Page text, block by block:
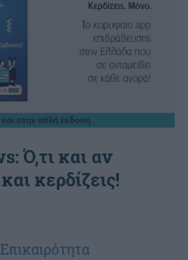
Ό,τι και αν
κερδίζεις!
Επικαιρότητα